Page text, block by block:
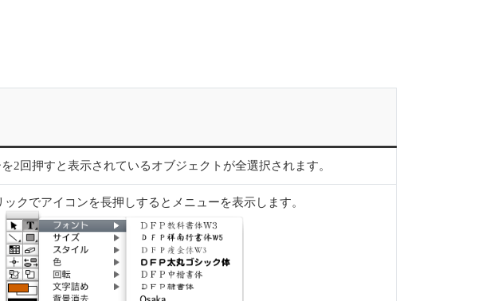
2回押すと表示されているオブジェクトが全選択されます。
ックでアイコンを長押しするとメニューを表示します。